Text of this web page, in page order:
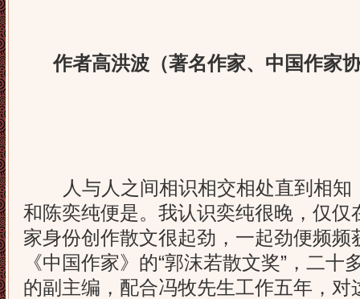
作者高洪波（著名作家、中国作家
人与人之间相识相交相处直到相知
和陈奕纯便是。我认识奕纯很晚，仅仅
家身份创作散文很起劲，一起劲便频频
《中国作家》的“郭沫若散文奖”，二
的副主编，配合冯牧先生工作五年，